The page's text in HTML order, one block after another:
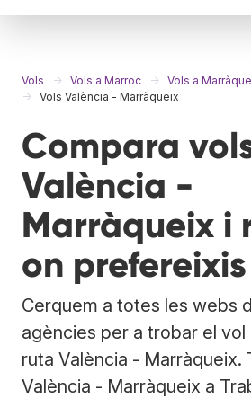
Vols Vols a Marroc
Vols a
Vols València - Marràqueix
Compara
València -
Marràqueix i
on prefereixis
Cerquem a totes les webs
agències per a trobar el vol
ruta València - Marràqueix.
València - Marràqueix a